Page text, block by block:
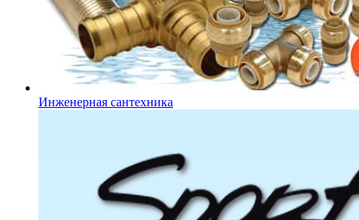
Инженерная сантехника